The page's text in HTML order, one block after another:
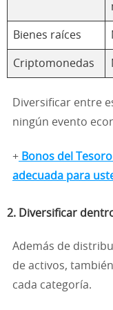
Bienes raíces
Criptomonedas
Diversificar entre
ningún evento
+ Bonos del
adecuada para
2. Diversificar
Además de
de activos,
cada categoría.